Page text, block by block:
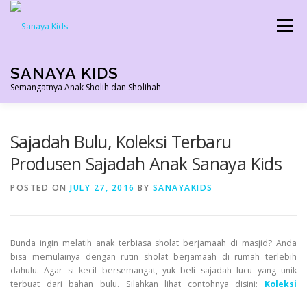
Skip
content
SANAYA KIDS
Semangatnya Anak Sholih dan Sholihah
Menu
Sajadah Bulu, Koleksi Terbaru
Produsen Sajadah Anak Sanaya Kids
POSTED ON JULY 27, 2016 BY SANAYAKIDS
Bunda ingin melatih anak terbiasa sholat berjamaah di masjid? Anda
bisa memulainya dengan rutin sholat berjamaah di rumah terlebih
dahulu. Agar si kecil bersemangat, yuk beli sajadah lucu yang unik
terbuat dari bahan bulu. Silahkan lihat contohnya disini: Koleksi